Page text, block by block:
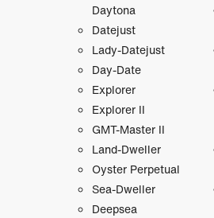
Daytona
Datejust
Lady‑Datejust
Day‑Date
Explorer
Explorer II
GMT‑Master II
Land‑Dweller
Oyster Perpetual
Sea‑Dweller
Deepsea